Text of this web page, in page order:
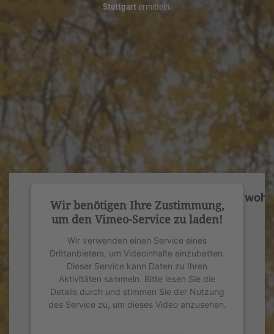
Stuttgart ermitteln.
Wir benötigen Ihre Zustimmung,
um den Vimeo-Service zu laden!
Wir verwenden einen Service eines
Drittanbieters, um Videoinhalte einzubetten.
Dieser Service kann Daten zu Ihren
Aktivitäten sammeln. Bitte lesen Sie die
Details durch und stimmen Sie der Nutzung
des Service zu, um dieses Video anzusehen.